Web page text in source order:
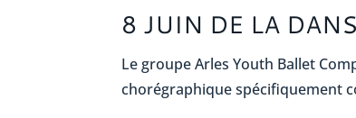
8 JUIN DE LA
Le groupe Arles Youth Ballet
chorégraphique spécifiquement